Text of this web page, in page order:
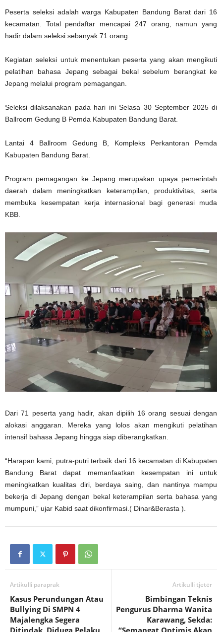
Peserta seleksi adalah warga Kabupaten Bandung Barat dari 16
kecamatan. Total pendaftar mencapai 247 orang, namun yang
hadir dalam seleksi sebanyak 71 orang.
Kegiatan seleksi untuk menentukan peserta yang akan mengikuti
pelatihan bahasa Jepang sebagai bekal sebelum berangkat ke
Jepang melalui program pemagangan.
Seleksi dilaksanakan pada hari ini Selasa 30 September 2025 di
Ballroom Gedung B Pemda Kabupaten Bandung Barat.
Lantai 4 Ballroom Gedung B, Kompleks Perkantoran Pemda
Kabupaten Bandung Barat.
Program pemagangan ke Jepang merupakan upaya pemerintah
daerah dalam meningkatkan keterampilan, produktivitas, serta
membuka kesempatan kerja internasional bagi generasi muda
KBB.
Dari 71 peserta yang hadir, akan dipilih 16 orang sesuai dengan
alokasi anggaran. Mereka yang lolos akan mengikuti pelatihan
intensif bahasa Jepang hingga siap diberangkatkan.
“Harapan kami, putra-putri terbaik dari 16 kecamatan di Kabupaten
Bandung Barat dapat memanfaatkan kesempatan ini untuk
meningkatkan kualitas diri, berdaya saing, dan nantinya mampu
bekerja di Jepang dengan bekal keterampilan serta bahasa yang
mumpuni,” ujar Kabid saat dikonfirmasi.( Dinar&Berasta ).
Artikulli paraprak
Kasus Perundungan Atau
Bullying Di SMPN 4
Majalengka Segera
Ditindak, Diduga Pelaku
Artikulli tjetër
Bimbingan Teknis
Pengurus Dharma Wanita
Karawang, Sekda:
“Semangat Optimis Akan